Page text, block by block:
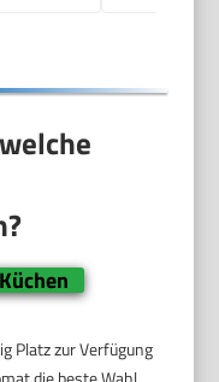
Platz zur Verfügung